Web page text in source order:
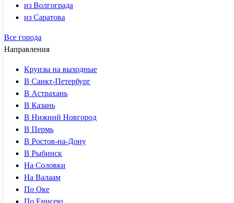
из Волгограда
из Саратова
Все города
Направления
Круизы на выходные
В Санкт-Петербург
В Астрахань
В Казань
В Нижний Новгород
В Пермь
В Ростов-на-Дону
В Рыбинск
На Соловки
На Валаам
По Оке
По Енисею